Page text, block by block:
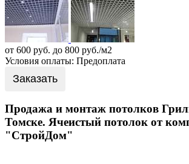
от 600 руб. до 800 руб./м2
Условия оплаты: Предоплата
Заказать
Продажа и монтаж потолков
Томске. Ячеистый потолок от
"СтройДом"